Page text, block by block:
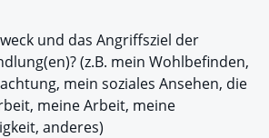
und das Angriffsziel der
(z.B. mein Wohlbefinden,
mein soziales Ansehen, die
meine Arbeit, meine
anderes)